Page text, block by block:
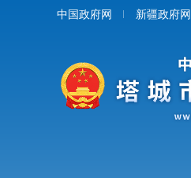
中国政府网 新疆政府网